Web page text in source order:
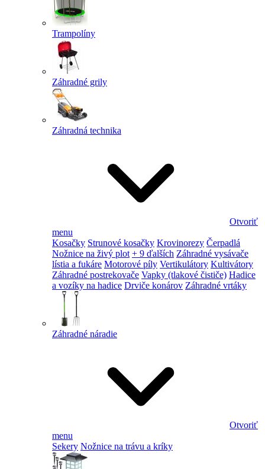
Trampolíny
Záhradné grily
Záhradná technika
Otvoriť
menu
Kosačky Strunové kosačky Krovinorezy Čerpadlá
Nožnice na živý plot + 9 ďalších Záhradné vysávače
lístia a fukáre Motorové píly Vertikulátory Kultivátory
Záhradné postrekovače Vapky (tlakové čističe) Hadice
a vozíky na hadice Drviče konárov Záhradné vrtáky
Záhradné náradie
Otvoriť
menu
Sekery Nožnice na trávu a kríky